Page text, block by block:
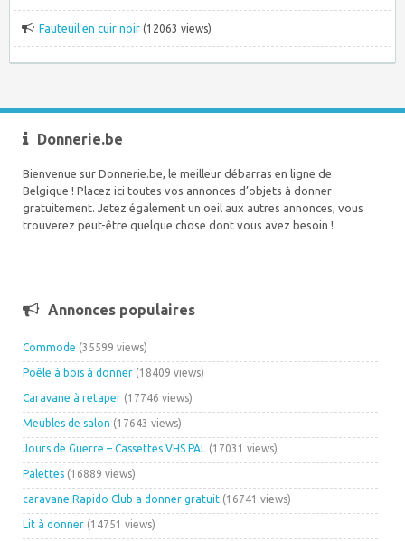
Fauteuil en cuir noir (12063 views)
Donnerie.be
Bienvenue sur Donnerie.be, le meilleur débarras en ligne de
Belgique ! Placez ici toutes vos annonces d’objets à donner
gratuitement. Jetez également un oeil aux autres annonces, vous
trouverez peut-être quelque chose dont vous avez besoin !
Annonces populaires
Commode (35599 views)
Poêle à bois à donner (18409 views)
Caravane à retaper (17746 views)
Meubles de salon (17643 views)
Jours de Guerre – Cassettes VHS PAL (17031 views)
Palettes (16889 views)
caravane Rapido Club a donner gratuit (16741 views)
Lit à donner (14751 views)